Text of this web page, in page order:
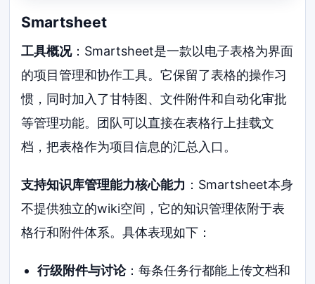
Smartsheet
工具概况：Smartsheet是一款以电子表格为界面
的项目管理和协作工具。它保留了表格的操作习
惯，同时加入了甘特图、文件附件和自动化审批
等管理功能。团队可以直接在表格行上挂载文
档，把表格作为项目信息的汇总入口。
支持知识库管理能力核心能力 ：Smartsheet本身
不提供独立的wiki空间，它的知识管理依附于表
格行和附件体系。具体表现如下：
行级附件与讨论：每条任务行都能上传文档和